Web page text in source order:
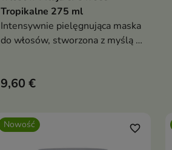
Tropikalne 275 ml
Intensywnie pielęgnująca maska
do włosów, stworzona z myślą o
9,60 €
Nowość favorite_border